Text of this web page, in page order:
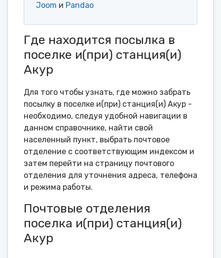
Joom и Pandao
Где находится посылка в
поселке и(при) станция(и)
Акур
Для того чтобы узнать, где можно забрать
посылку в поселке и(при) станция(и) Акур -
необходимо, следуя удобной навигации в
данном справочнике, найти свой
населенный пункт, выбрать почтовое
отделение с соответствующим индексом и
затем перейти на страницу почтового
отделения для уточнения адреса, телефона
и режима работы.
Почтовые отделения
поселка и(при) станция(и)
Акур